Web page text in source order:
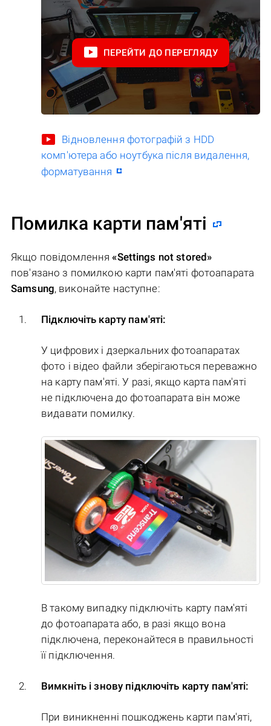
ПЕРЕЙТИ ДО ПЕРЕГЛЯДУ
Відновлення фотографій з HDD
комп'ютера або ноутбука після видалення,
форматування
Помилка карти пам'яті
Якщо повідомлення«Settings not stored»
пов'язано з помилкою карти пам'яті фотоапарата
Samsung, виконайте наступне:
Підключіть карту пам'яті:
У цифрових і дзеркальних фотоапаратах
фото і відео файли зберігаються переважно
на карту пам'яті. У разі, якщо карта пам'яті
не підключена до фотоапарата він може
видавати помилку.
В такому випадку підключіть карту пам'яті
до фотоапарата або, в разі якщо вона
підключена, переконайтеся в правильності
її підключення.
Вимкніть і знову підключіть карту пам'яті:
При виникненні пошкоджень карти пам'яті,